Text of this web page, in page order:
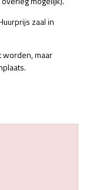
zaal in
worden, maar